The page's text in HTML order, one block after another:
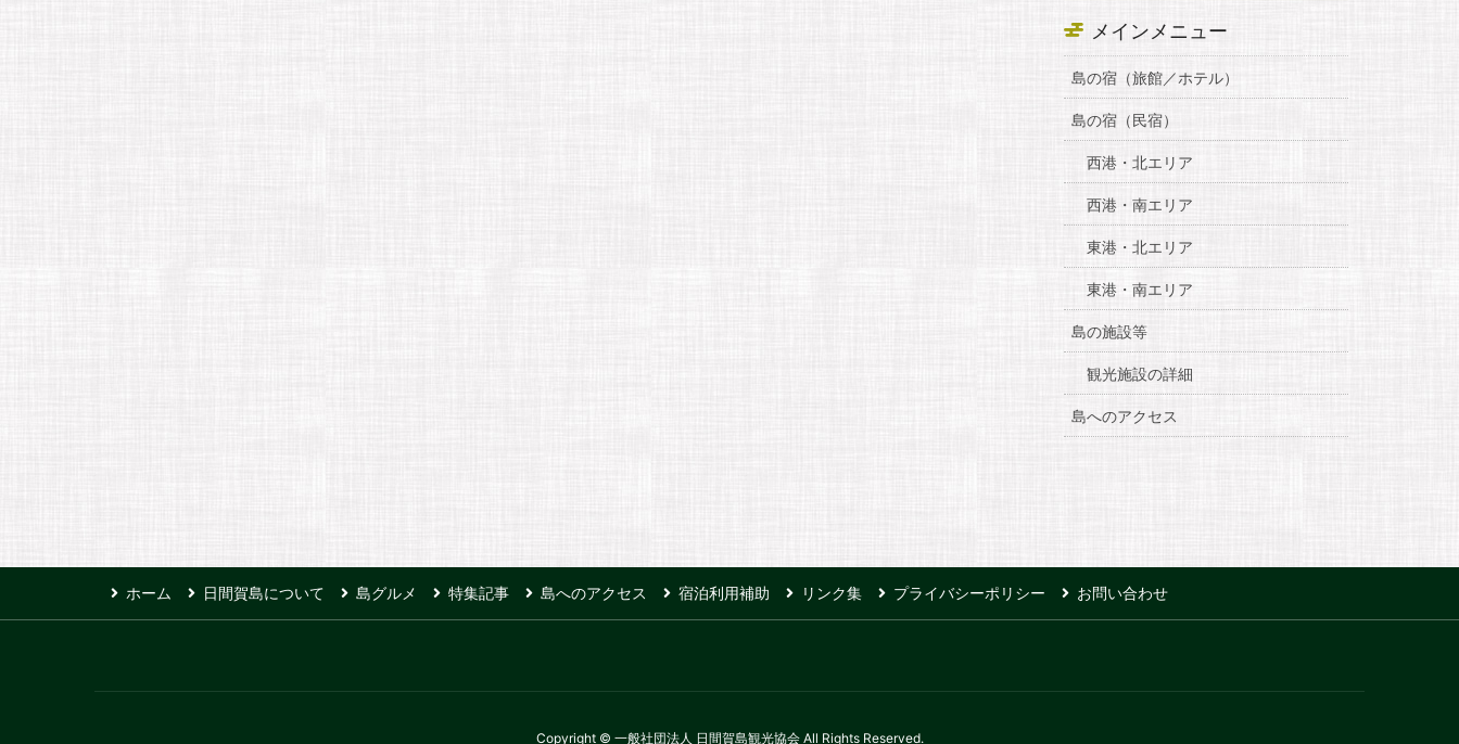
メインメニュー
島の宿（旅館／ホテル）
島の宿（民宿）
西港・北エリア
西港・南エリア
東港・北エリア
東港・南エリア
島の施設等
観光施設の詳細
島へのアクセス
ホーム 日間賀島について 島グルメ 特集記事 島へのアクセス 宿泊利用補助 リンク集 プライバシーポリシー お問い合わせ
Copyright © 一般社団法人 日間賀島観光協会 All Rights Reserved.